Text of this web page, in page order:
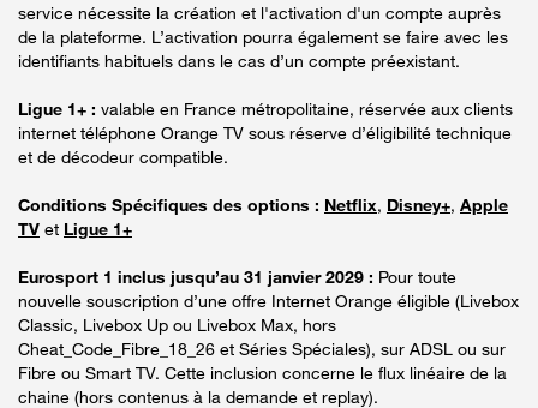
service nécessite la création et l'activation d'un compte auprès
de la plateforme. L’activation pourra également se faire avec les
identifiants habituels dans le cas d’un compte préexistant.
Ligue 1+ : valable en France métropolitaine, réservée aux clients
internet téléphone Orange TV sous réserve d’éligibilité technique
et de décodeur compatible.
Conditions Spécifiques des options : Netflix, Disney+, Apple
TV et Ligue 1+
Eurosport 1 inclus jusqu’au 31 janvier 2029 : Pour toute
nouvelle souscription d’une offre Internet Orange éligible (Livebox
Classic, Livebox Up ou Livebox Max, hors
Cheat_Code_Fibre_18_26 et Séries Spéciales), sur ADSL ou sur
Fibre ou Smart TV. Cette inclusion concerne le flux linéaire de la
chaine (hors contenus à la demande et replay).